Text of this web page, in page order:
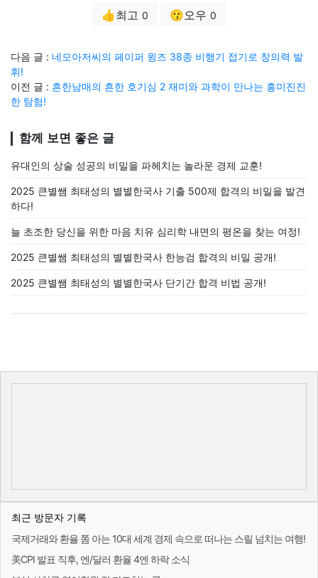
👍최고 0 😗오우 0
다음 글 : 네모아저씨의 페이퍼 윙즈 38종 비행기 접기로 창의력 발
휘!
이전 글 : 흔한남매의 흔한 호기심 2 재미와 과학이 만나는 흥미진진
한 탐험!
함께 보면 좋은 글
유대인의 상술 성공의 비밀을 파헤치는 놀라운 경제 교훈!
2025 큰별쌤 최태성의 별별한국사 기출 500제 합격의 비밀을 발견
하다!
늘 초조한 당신을 위한 마음 치유 심리학 내면의 평온을 찾는 여정!
2025 큰별쌤 최태성의 별별한국사 한능검 합격의 비밀 공개!
2025 큰별쌤 최태성의 별별한국사 단기간 합격 비법 공개!
최근 방문자 기록
국제거래와 환율 쫌 아는 10대 세계 경제 속으로 떠나는 스릴 넘치는 여행!
美CPI 발표 직후, 엔/달러 환율 4엔 하락 소식